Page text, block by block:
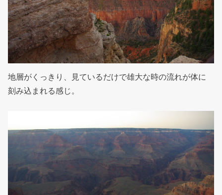
地層がくっきり、見ているだけで雄大な時の流れが体に
刻み込まれる感じ。